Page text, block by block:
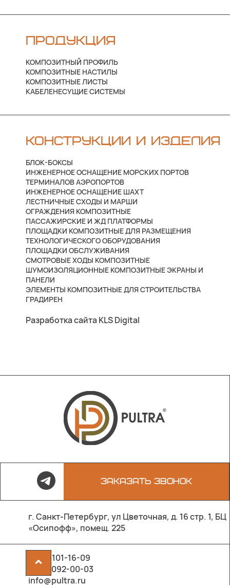
^
ЗАКАЗАТЬ ЗВОНОК
г. Санкт-Петербург, ул Цветочная, д. 16 стр. 1, БЦ
«Осипофф», помещ. 225
8 800 101-16-09
8 903 092-00-03
info@pultra.ru
ПРОДУКЦИЯ
КОМПОЗИТНЫЙ ПРОФИЛЬ
КОМПОЗИТНЫЕ НАСТИЛЫ
КОМПОЗИТНЫЕ ЛИСТЫ
КАБЕЛЕНЕСУЩИЕ СИСТЕМЫ
КОНСТРУКЦИИ И ИЗДЕЛИЯ
БЛОК-БОКСЫ
ИНЖЕНЕРНОЕ ОСНАЩЕНИЕ МОРСКИХ ПОРТОВ
ТЕРМИНАЛОВ АЭРОПОРТОВ
ИНЖЕНЕРНОЕ ОСНАЩЕНИЕ ШАХТ
ЛЕСТНИЧНЫЕ СХОДЫ И МАРШИ
ОГРАЖДЕНИЯ КОМПОЗИТНЫЕ
ПАССАЖИРСКИЕ И ЖД ПЛАТФОРМЫ
ПЛОЩАДКИ КОМПОЗИТНЫЕ ДЛЯ РАЗМЕЩЕНИЯ
ТЕХНОЛОГИЧЕСКОГО ОБОРУДОВАНИЯ
ПЛОЩАДКИ ОБСЛУЖИВАНИЯ
СМОТРОВЫЕ ХОДЫ КОМПОЗИТНЫЕ
ШУМОИЗОЛЯЦИОННЫЕ КОМПОЗИТНЫЕ ЭКРАНЫ И
ПАНЕЛИ
ЭЛЕМЕНТЫ КОМПОЗИТНЫЕ ДЛЯ СТРОИТЕЛЬСТВА
ГРАДИРЕН
Разработка сайта KLS Digital